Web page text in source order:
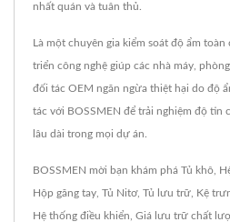
nhất quán và tuân thủ.
Là một chuyên gia kiểm soát độ ẩm
triển công nghệ giúp các nhà máy,
đối tác OEM ngăn ngừa thiệt hại do độ
tác với BOSSMEN để trải nghiệm độ tin
lâu dài trong mọi dự án.
BOSSMEN mời bạn khám phá Tủ khô
Hộp găng tay Tủ Nitơ, Tủ lưu trữ Kệ
Hệ thống điều khiển Giá lưu trữ chất